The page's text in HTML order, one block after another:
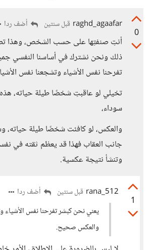
0
raghd_agaafar قبل سنتين أضف ردا
أنتِ صنفتِها على حسب الشخص، وهذا
ذلك ونحن نشترك في أساسنا النفسي
تفرحنا نفس الأشياء وتشجعنا نفس
تخيلي لو عاقبتِ شخصًا طيلة حياته،
سوداء،
والعكس، لو كافئت شخصًا طيلة حياته،
جانب العقاب فهذا قد يعظم ثقته في
وتنشأ نتيجة عكسية.
1
rana_512 قبل سنتين
أضف ردا
يعني نحن كبشر تفرحنا نفس الأشياء
والعكس صحيح.